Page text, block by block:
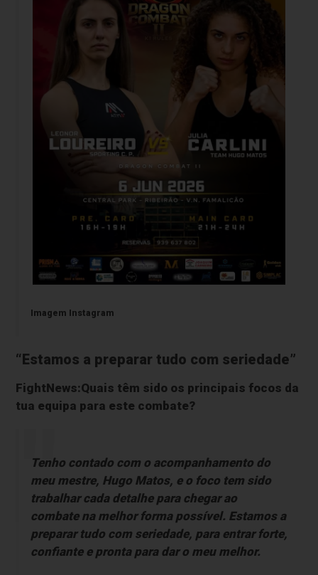
Imagem Instagram
“Estamos a preparar tudo com seriedade”
FightNews:Quais têm sido os principais focos da
tua equipa para este combate?
Tenho contado com o acompanhamento do
meu mestre, Hugo Matos, e o foco tem sido
trabalhar cada detalhe para chegar ao
combate na melhor forma possível. Estamos a
preparar tudo com seriedade, para entrar forte,
confiante e pronta para dar o meu melhor.